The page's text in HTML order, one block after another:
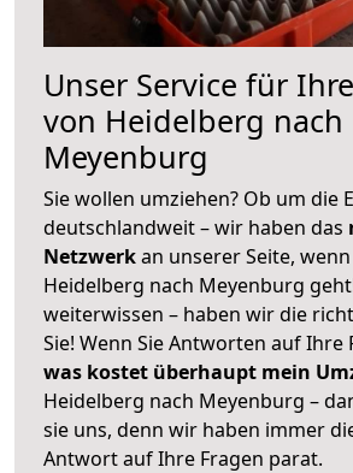
Unser Service für
von Heidelberg nach
Meyenburg
Sie wollen umziehen? Ob um die
deutschlandweit – wir haben das
Netzwerkan unserer Seite,
Heidelberg nach Meyenburg
weiterwissen – haben wir die
Sie! Wenn Sie Antworten auf Ihre
was kostet überhaupt mein
Heidelberg nach Meyenburg –
sie uns, denn wir haben immer
Antwort auf Ihre Fragen parat.